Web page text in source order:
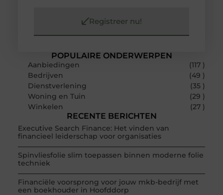
POPULAIRE ONDERWERPEN
Aanbiedingen
(117 )
Bedrijven
(49 )
Dienstverlening
(35 )
Woning en Tuin
(29 )
Winkelen
(27 )
RECENTE BERICHTEN
Executive Search Finance: Het vinden van
financieel leiderschap voor organisaties
Spinvliesfolie slim toepassen binnen moderne folie
techniek
Financiële voorsprong voor jouw mkb-bedrijf met
een boekhouder in Hoofddorp
Registreer nu!